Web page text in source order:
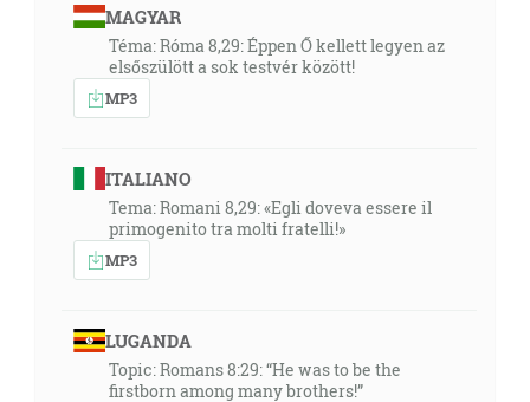
MAGYAR
Téma: Róma 8,29: Éppen Ő kellett legyen az
elsőszülött a sok testvér között!
MP3
ITALIANO
Tema: Romani 8,29: «Egli doveva essere il
primogenito tra molti fratelli!»
MP3
LUGANDA
Topic: Romans 8:29: “He was to be the
firstborn among many brothers!”